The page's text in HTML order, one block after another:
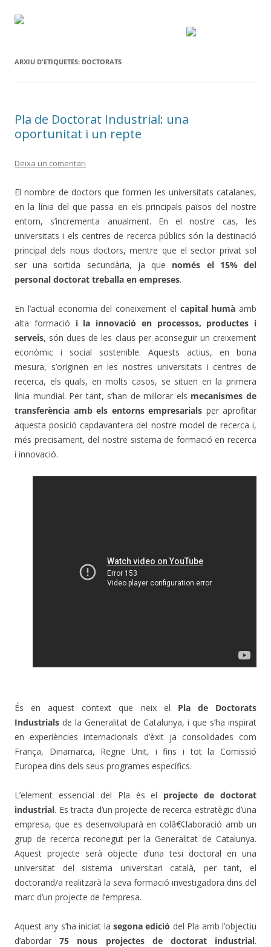
ARXIU D'ETIQUETES: DOCTORATS
Pla de Doctorat Industrial: una
oportunitat i un repte
Deixa un comentari
El nombre de doctors que formen les universitats catalanes,
en la línia del que passa en els principals països del nostre
entorn, s’incrementa anualment. En el nostre cas, les
universitats i els centres de recerca públics són la destinació
principal dels nous doctors, mentre que el sector privat sol
ser una sortida secundària, ja que només el 15% del
personal doctorat treballa en empreses.
En l’actual economia del coneixement el capital humà amb
alta formació i la innovació en processos, productes i
serveis, són dues de les claus per aconseguir un creixement
econòmic i social sostenible. Aquests actius, en bona
mesura, s’originen en les nostres universitats i centres de
recerca, els quals, en molts casos, se situen en la primera
línia mundial. Per tant, s’han de millorar els mecanismes de
transferència amb els entorns empresarials per aprofitar
aquesta posició capdavantera del nostre model de recerca i,
més precisament, del nostre sistema de formació en recerca
i innovació.
És en aquest context que neix el Pla de Doctorats
Industrials de la Generalitat de Catalunya, i que s’ha inspirat
en experiències internacionals d’èxit ja consolidades com
França, Dinamarca, Regne Unit, i fins i tot la Comissió
Europea dins dels seus programes específics.
L’element essencial del Pla és el projecte de doctorat
industrial. Es tracta d’un projecte de recerca estratègic d’una
empresa, que es desenvoluparà en colâ€¢laboració amb un
grup de recerca reconegut per la Generalitat de Catalunya.
Aquest projecte serà objecte d’una tesi doctoral en una
universitat del sistema universitari català, per tant, el
doctorand/a realitzarà la seva formació investigadora dins del
marc d’un projecte de l’empresa.
Aquest any s’ha iniciat la segona edició del Pla amb l’objectiu
d’abordar75 nous projectes de doctorat industrial.